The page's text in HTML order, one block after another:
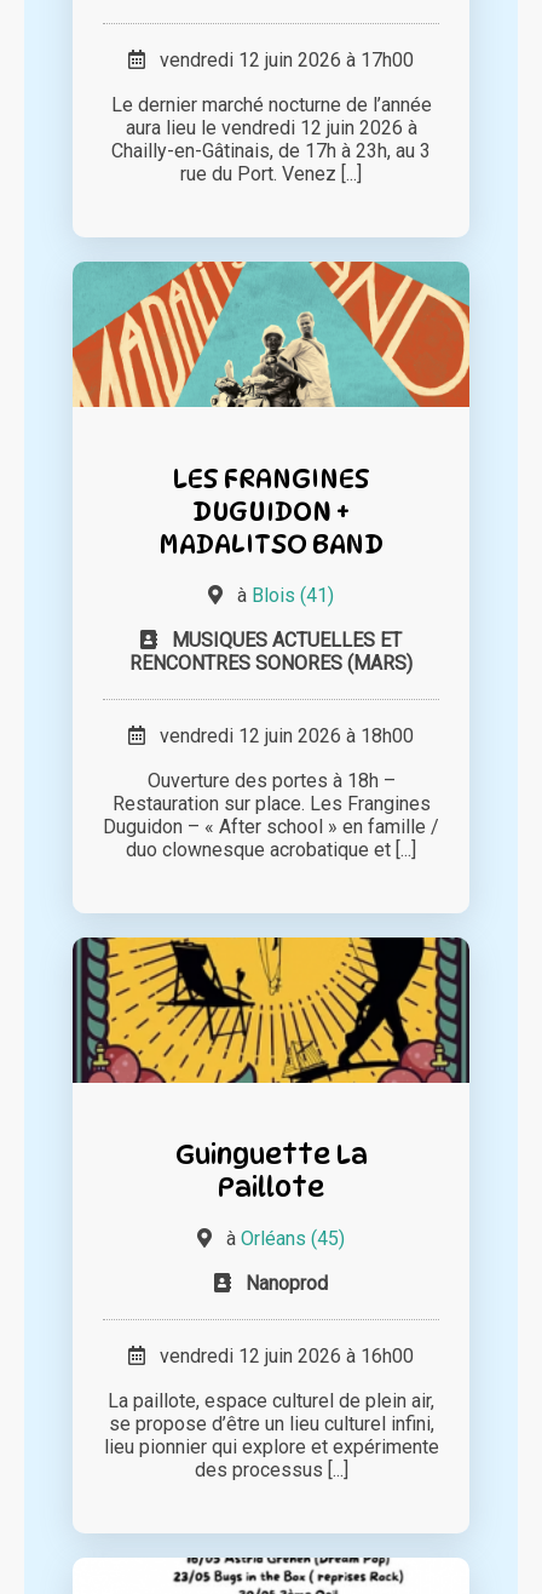
vendredi 12 juin 2026 à 17h00
Le dernier marché nocturne de l’année
aura lieu le vendredi 12 juin 2026 à
Chailly-en-Gâtinais, de 17h à 23h, au 3
rue du Port. Venez [...]
LES FRANGINES
DUGUIDON +
MADALITSO BAND
à Blois (41)
MUSIQUES ACTUELLES ET
RENCONTRES SONORES (MARS)
vendredi 12 juin 2026 à 18h00
Ouverture des portes à 18h –
Restauration sur place. Les Frangines
Duguidon – « After school » en famille /
duo clownesque acrobatique et [...]
Guinguette La
Paillote
à Orléans (45)
Nanoprod
vendredi 12 juin 2026 à 16h00
La paillote, espace culturel de plein air,
se propose d’être un lieu culturel infini,
lieu pionnier qui explore et expérimente
des processus [...]